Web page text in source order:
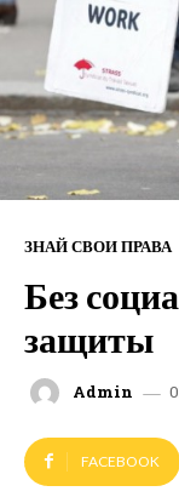
ЗНАЙ СВОИ ПРАВА
Без
защиты
Admin
FACEBOOK